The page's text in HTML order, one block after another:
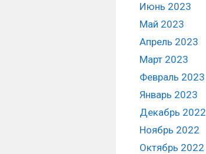
Июнь 2023
Май 2023
Апрель 2023
Март 2023
Февраль 2023
Январь 2023
Декабрь 2022
Ноябрь 2022
Октябрь 2022